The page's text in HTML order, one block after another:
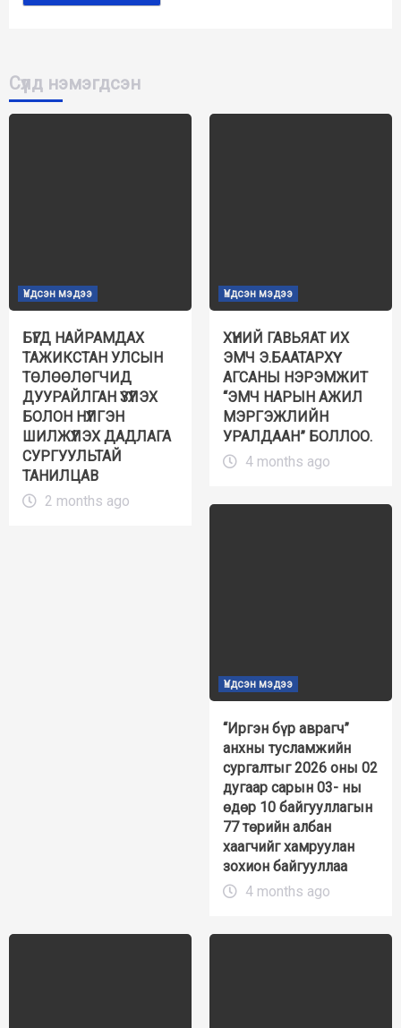
Сүүлд нэмэгдсэн
Үндсэн мэдээ
БҮГД НАЙРАМДАХ
ТАЖИКСТАН УЛСЫН
ТӨЛӨӨЛӨГЧИД
ДУУРАЙЛГАН ҮЗҮҮЛЭХ
БОЛОН НҮҮЛГЭН
ШИЛЖҮҮЛЭХ ДАДЛАГА
СУРГУУЛЬТАЙ
ТАНИЛЦАВ
2 months ago
Үндсэн мэдээ
ХҮНИЙ ГАВЬЯАТ ИХ
ЭМЧ Э.БААТАРХҮҮ
АГСАНЫ НЭРЭМЖИТ
“ЭМЧ НАРЫН АЖИЛ
МЭРГЭЖЛИЙН
УРАЛДААН” БОЛЛОО.
4 months ago
Үндсэн мэдээ
“Иргэн бүр аврагч”
анхны тусламжийн
сургалтыг 2026 оны 02
дугаар сарын 03- ны
өдөр 10 байгууллагын
77 төрийн албан
хаагчийг хамруулан
зохион байгууллаа
4 months ago